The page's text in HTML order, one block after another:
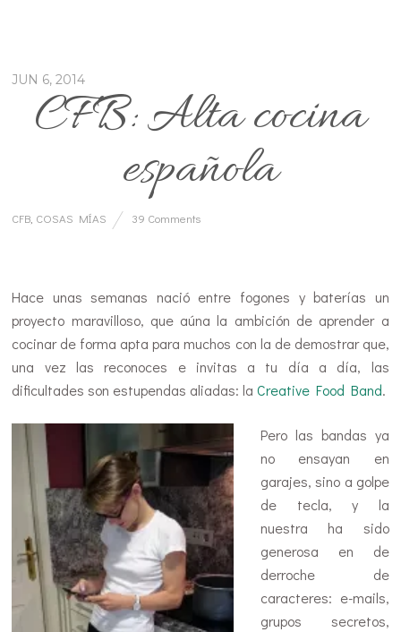
JUN 6, 2014
CFB: Alta cocina
española
CFB COSAS MÍAS 39 Comments
Hace unas semanas nació entre fogones y baterías un
proyecto maravilloso, que aúna la ambición de aprender a
cocinar de forma apta para muchos con la de demostrar que,
una vez las reconoces e invitas a tu día a día, las
dificultades son estupendas aliadas: laCreative Food Band.
Pero las bandas ya
no ensayan en
garajes, sino a golpe
de tecla, y la
nuestra ha sido
generosa en de
derroche de
caracteres: e-mails,
grupos secretos,